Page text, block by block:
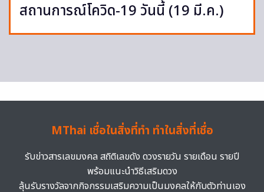
สถานการณ์โควิด-19 วันนี้ (19 มี.ค.)
MThai เชื่อในสิ่งที่ทำ ทำในสิ่งที่เชื่อ
รับข่าวสารเลขมงคล สถิติเลขดัง ดวงรายวัน รายเดือน รายปี
พร้อมแนะนำวิธีเสริมดวง
ลุ้นรับรางวัลจากกิจกรรมเสริมความเป็นมงคลให้กับตัวท่านเอง